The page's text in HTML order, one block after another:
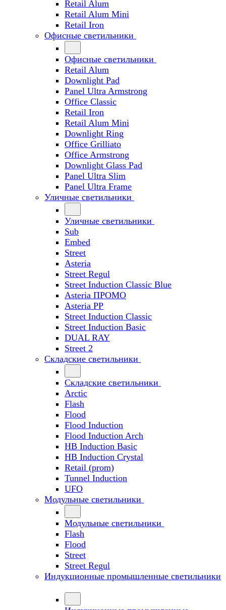
Retail Alum
Retail Alum Mini
Retail Iron
Офисные светильники
Офисные светильники
Retail Alum
Downlight Pad
Panel Ultra Armstrong
Office Classic
Retail Iron
Retail Alum Mini
Downlight Ring
Office Grilliato
Office Armstrong
Downlight Glass Pad
Panel Ultra Slim
Panel Ultra Frame
Уличные светильники
Уличные светильники
Sub
Embed
Street
Asteria
Street Regul
Street Induction Classic Blue
Asteria ПРОМО
Asteria PP
Street Induction Classic
Street Induction Basic
DUAL RAY
Street 2
Складские светильники
Складские светильники
Arctic
Flash
Flood
Flood Induction
Flood Induction Arch
HB Induction Basic
HB Induction Crystal
Retail (prom)
Tunnel Induction
UFO
Модульные светильники
Модульные светильники
Flash
Flood
Street
Street Regul
Индукционные промышленные светильники